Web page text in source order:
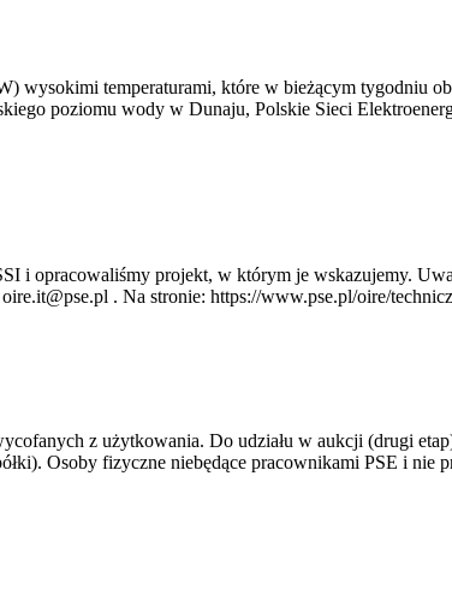
temperaturami, które w bieżącym tygodniu
poziomu wody w Dunaju, Polskie Sieci
opracowaliśmy projekt, w którym je wskazujemy.
. Na stronie: https://www.pse.pl/oire/
z użytkowania. Do udziału w aukcji (drugi
Osoby fizyczne niebędące pracownikami PSE i nie